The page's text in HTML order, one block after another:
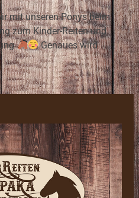
mit unseren Ponys beim
zum Kinder-Reiten und
Genaues wird